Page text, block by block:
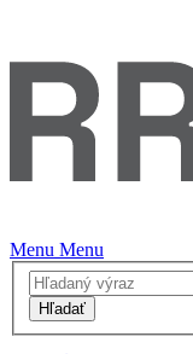
Menu Menu
Hľadať